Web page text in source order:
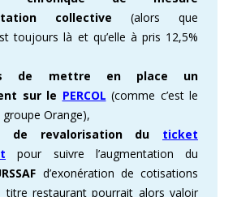
collective (alors que
toujours là et qu’elle à pris 12,5%
de mettre en place un
sur le PERCOL (comme c’est le
Orange),
de revalorisation du ticket
pour suivre l’augmentation du
d’exonération de cotisations
titre restaurant pourrait alors valoir